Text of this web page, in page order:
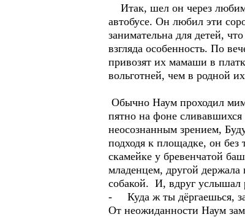
Итак, шел он через
автобусе. Он любил эти
занимательна для детей,
взгляда особенность. По
привозят их мамаши в
вольготней, чем в родной
Обычно Наум проходил
пятно на фоне сливавшихся
неосознанным зрением,
подходя к площадке, он
скамейке у бревенчатой
младенцем, другой держала
собакой. И, вдруг услышал
- Куда ж ты дёргаешься,
От неожиданности Наум